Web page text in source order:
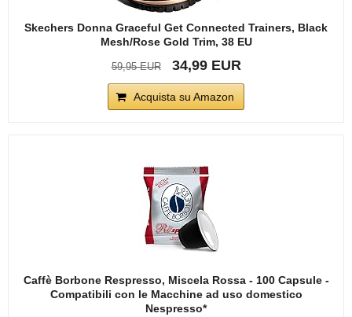
Skechers Donna Graceful Get Connected Trainers, Black
Mesh/Rose Gold Trim, 38 EU
59,95 EUR 34,99 EUR
Acquista su Amazon
Caffè Borbone Respresso, Miscela Rossa - 100 Capsule -
Compatibili con le Macchine ad uso domestico
Nespresso*